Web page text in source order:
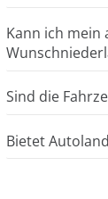
Kann ich mein
Sind die
Bietet